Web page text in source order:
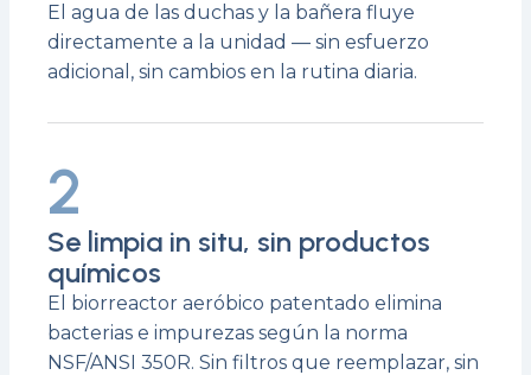
El agua de las duchas y la bañera fluye
directamente a la unidad — sin esfuerzo
adicional, sin cambios en la rutina diaria.
2
Se limpia in situ, sin productos
químicos
El biorreactor aeróbico patentado elimina
bacterias e impurezas según la norma
NSF/ANSI 350R. Sin filtros que reemplazar, sin